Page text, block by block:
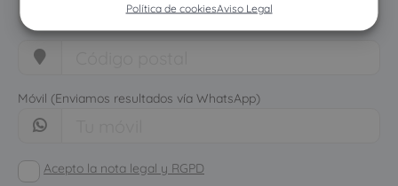
Política de cookiesAviso Legal
Móvil (Enviamos resultados vía WhatsApp)
Acepto la nota legal y RGPD